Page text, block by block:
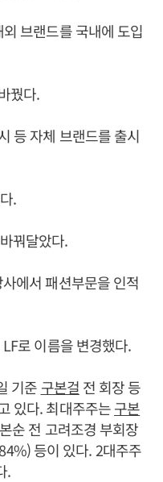
브랜드를 국내에 도입
꿨다.
등 자체 브랜드를 출시
.
꿔달았다.
에서 패션부문을 인적
로 이름을 변경했다.
기준 구본걸 전 회장 등
있다. 최대주주는구본
순 전 고려조경 부회장
등이 있다. 2대주주
.